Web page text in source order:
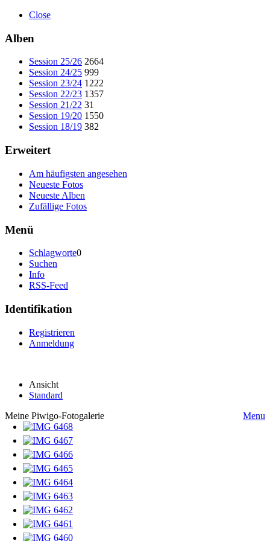
Close
Alben
Session 25/26 2664
Session 24/25 999
Session 23/24 1222
Session 22/23 1357
Session 21/22 31
Session 19/20 1550
Session 18/19 382
Erweitert
Am häufigsten angesehen
Neueste Fotos
Neueste Alben
Zufällige Fotos
Menü
Schlagworte0
Suchen
Info
RSS-Feed
Identifikation
Registrieren
Anmeldung
Ansicht
Standard
Meine Piwigo-Fotogalerie
Menu